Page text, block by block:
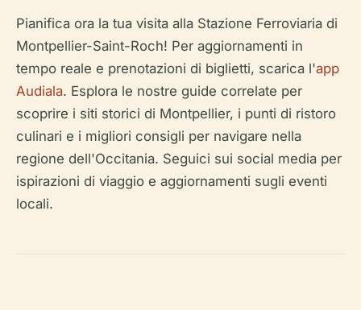
Pianifica ora la tua visita alla Stazione Ferroviaria di
Montpellier-Saint-Roch! Per aggiornamenti in
tempo reale e prenotazioni di biglietti, scarica l'app
Audiala. Esplora le nostre guide correlate per
scoprire i siti storici di Montpellier, i punti di ristoro
culinari e i migliori consigli per navigare nella
regione dell'Occitania. Seguici sui social media per
ispirazioni di viaggio e aggiornamenti sugli eventi
locali.